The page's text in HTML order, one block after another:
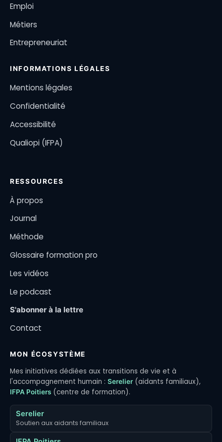
Emploi
Métiers
Entrepreneuriat
INFORMATIONS LÉGALES
Mentions légales
Confidentialité
Accessibilité
Qualiopi (IFPA)
RESSOURCES
À propos
Journal
Méthode
Glossaire formation pro
Les vidéos
Le podcast
S'abonner à la lettre
Contact
MON ÉCOSYSTÈME
Mes initiatives dédiées aux transitions de vie et à
l'accompagnement humain : Serelier (aidants familiaux),
IFPA Poitiers (centre de formation).
Serelier
Soutien aux aidants familiaux